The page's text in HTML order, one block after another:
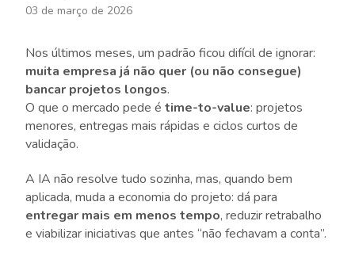
03 de março de 2026
Nos últimos meses, um padrão ficou difícil de ignorar:
muita empresa já não quer (ou não consegue)
bancar projetos longos.
O que o mercado pede é time-to-value: projetos
menores, entregas mais rápidas e ciclos curtos de
validação.
A IA não resolve tudo sozinha, mas, quando bem
aplicada, muda a economia do projeto: dá para
entregar mais em menos tempo, reduzir retrabalho
e viabilizar iniciativas que antes “não fechavam a conta”.